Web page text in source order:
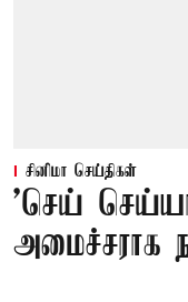
சினிமா செய்திகள்
'செய்
அமைச்சராக